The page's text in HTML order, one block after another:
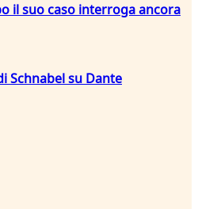
il suo caso interroga ancora
Schnabel su Dante